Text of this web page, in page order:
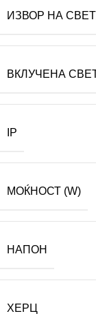
ИЗВОР НА
ВКЛУЧЕНА
IP
МОЌНОСТ (W)
НАПОН
ХЕРЦ